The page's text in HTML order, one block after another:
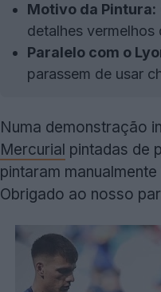
Motivo da Pintura:
detalhes
Paralelo com o
parassem de usar
Numa demonstração
Mercurial pintadas de
pintaram
Obrigado ao nosso